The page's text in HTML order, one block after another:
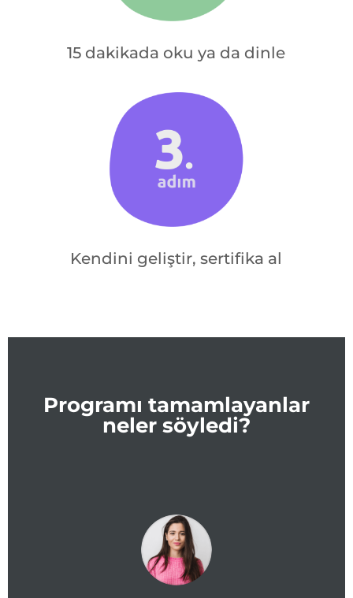
15 dakikada oku ya da dinle
Kendini geliştir, sertifika al
Programı tamamlayanlar
neler söyledi?